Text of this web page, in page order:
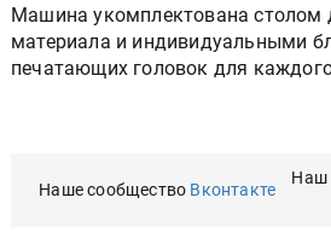
Машина укомплектована столом
материала и индивидуальными
печатающих головок для
Наше сообщество Вконтакте
Наш